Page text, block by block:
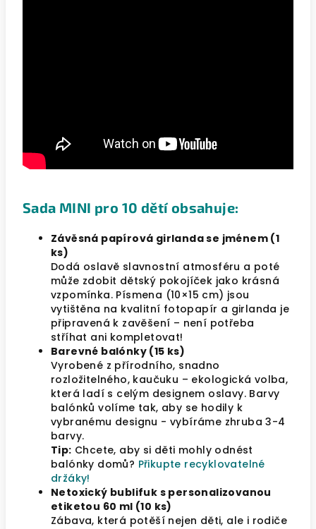
Sada MINI pro 10 dětí obsahuje:
Závěsná papírová girlanda se jménem (1
ks)
Dodá oslavě slavnostní atmosféru a poté
může zdobit dětský pokojíček jako krásná
vzpomínka. Písmena (10×15 cm) jsou
vytištěna na kvalitní fotopapír a girlanda je
připravená k zavěšení – není potřeba
stříhat ani kompletovat!
Barevné balónky (15 ks)
Vyrobené z přírodního, snadno
rozložitelného, kaučuku – ekologická volba,
která ladí s celým designem oslavy. Barvy
balónků volíme tak, aby se hodily k
vybranému designu - vybíráme zhruba 3-4
barvy.
Tip: Chcete, aby si děti mohly odnést
balónky domů? Přikupte recyklovatelné
držáky!
Netoxický bublifuk s personalizovanou
etiketou 60 ml (10 ks)
Zábava, která potěší nejen děti, ale i rodiče